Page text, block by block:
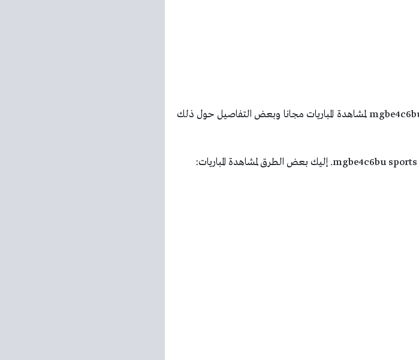
يسرنا من خلال همسة نيوز ان نقدم لكم رابط mgbe4c6bu sports لمشاهدة المباريات مجانا وبعض التفاصيل حول ذلك